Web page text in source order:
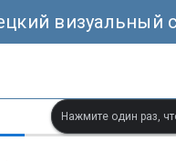
визуальный
Нажмите один раз,